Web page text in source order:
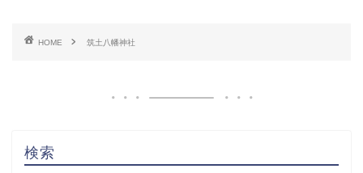
HOME 筑土八幡神社
検索